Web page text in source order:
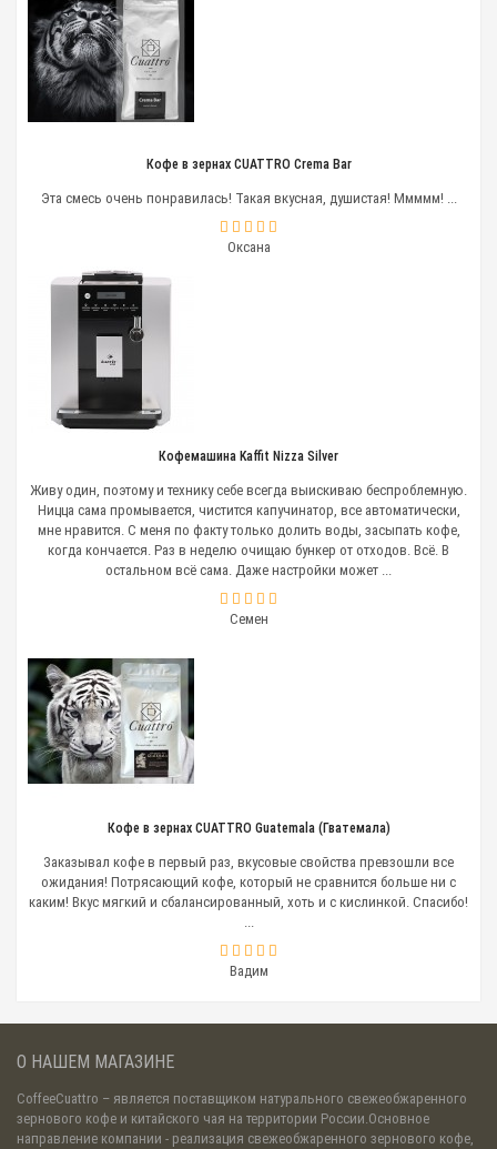
Кофе в зернах CUATTRO Crema Bar
Эта смесь очень понравилась! Такая вкусная, душистая! Ммммм! ...
Оксана
Кофемашина Kaffit Nizza Silver
Живу один, поэтому и технику себе всегда выискиваю беспроблемную.
Ницца сама промывается, чистится капучинатор, все автоматически,
мне нравится. С меня по факту только долить воды, засыпать кофе,
когда кончается. Раз в неделю очищаю бункер от отходов. Всё. В
остальном всё сама. Даже настройки может ...
Семен
Кофе в зернах CUATTRO Guatemala (Гватемала)
Заказывал кофе в первый раз, вкусовые свойства превзошли все
ожидания! Потрясающий кофе, который не сравнится больше ни с
каким! Вкус мягкий и сбалансированный, хоть и с кислинкой. Спасибо!
...
Вадим
О НАШЕМ МАГАЗИНЕ
CoffeeCuattro – является поставщиком натурального свежеобжаренного
зернового кофе и китайского чая на территории России.Основное
направление компании - реализация свежеобжаренного зернового кофе,